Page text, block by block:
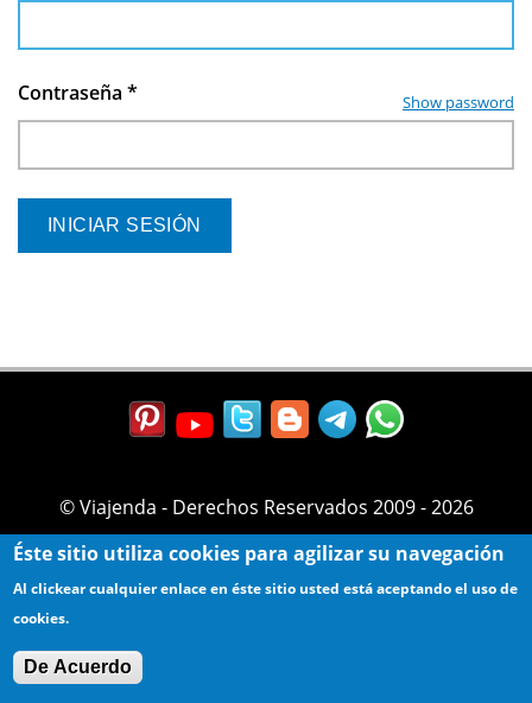
Contraseña * Show password
© Viajenda - Derechos Reservados 2009 - 2026
Éste sitio utiliza cookies para agilizar su navegación
Al clickear cualquier enlace en éste sitio usted está aceptando el uso de
cookies.
De Acuerdo